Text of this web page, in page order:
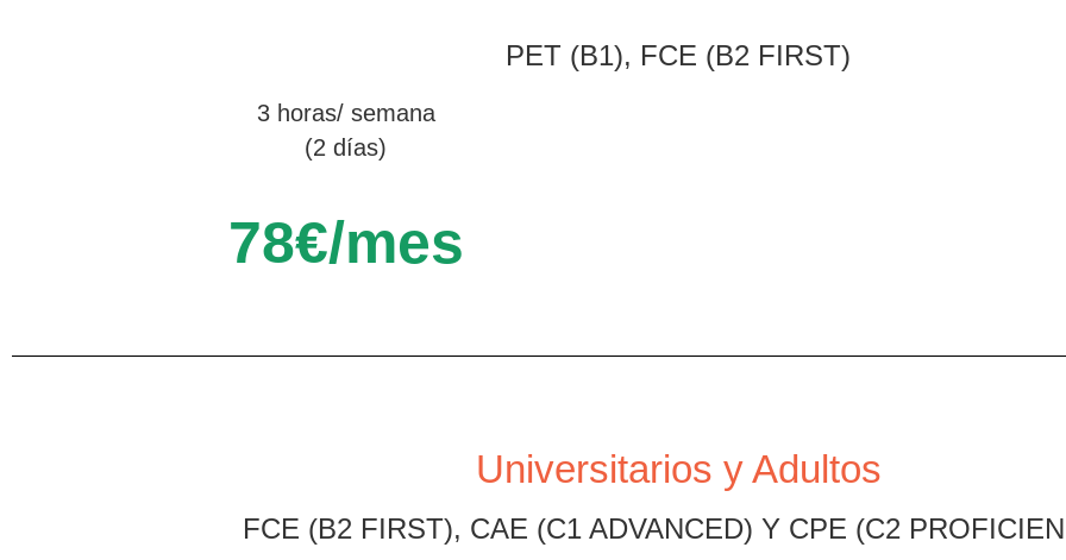
PET (B1), FCE (B2 FIRST)
3 horas/ semana
(2 días)
78€/mes
Universitarios y Adultos
FCE (B2 FIRST), CAE (C1 ADVANCED) Y CPE (C2